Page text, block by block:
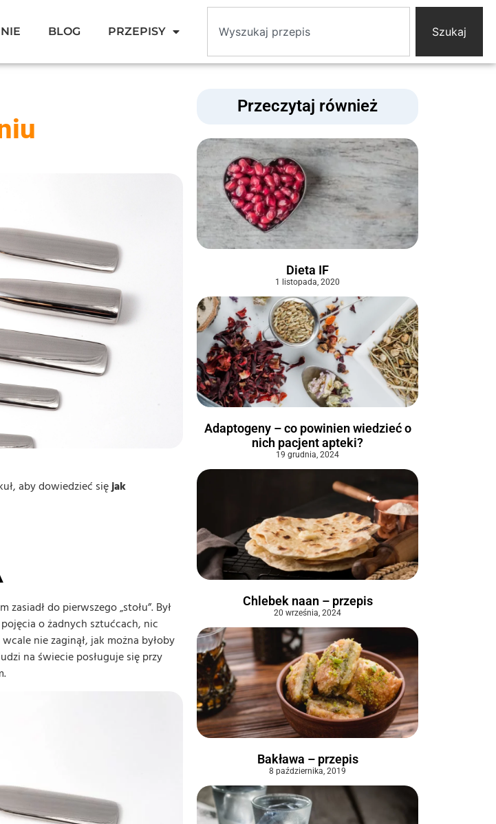
BLOG PRZEPISY Szukaj
aby dowiedzieć się jak
do pierwszego „stołu”. Był
o żadnych sztućcach, nic
nie zaginął, jak można byłoby
na świecie posługuje się przy
Przeczytaj również
Dieta IF
1 listopada, 2020
Adaptogeny – co powinien wiedzieć o
nich pacjent apteki?
19 grudnia, 2024
Chlebek naan – przepis
20 września, 2024
Bakława – przepis
8 października, 2019